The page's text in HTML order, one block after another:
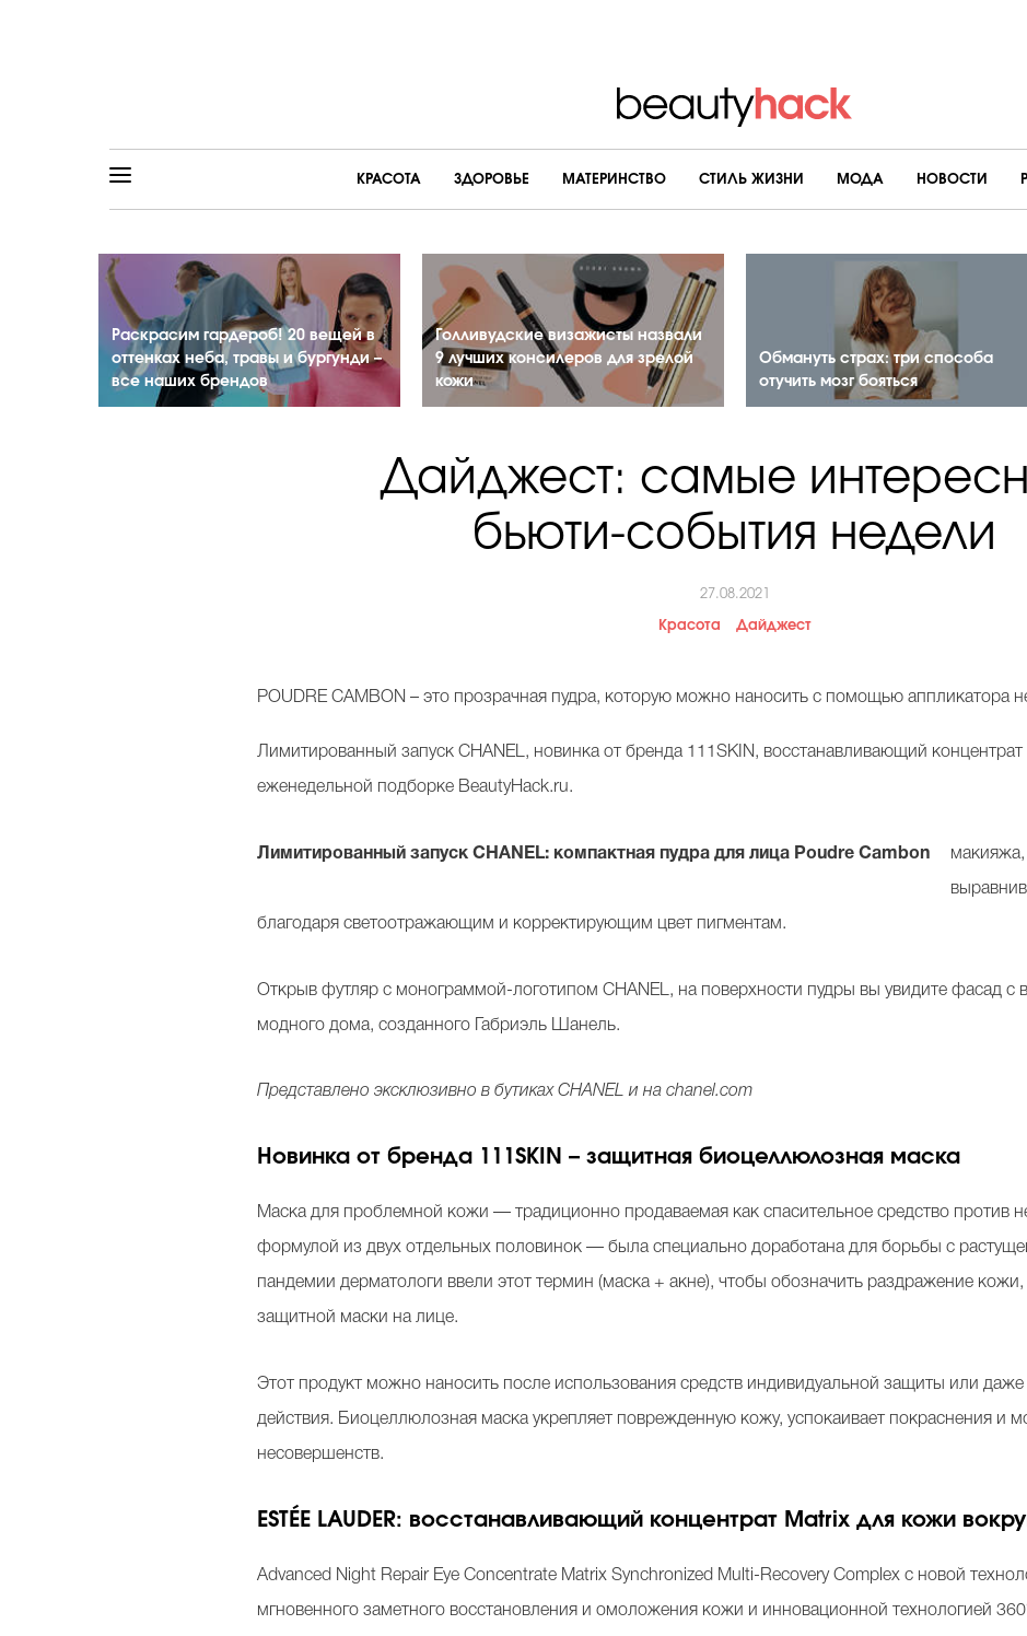
КРАСОТА ЗДОРОВЬЕ МАТЕРИНСТВО CТИЛЬ ЖИЗНИ МОДА НОВОСТИ
Раскрасим гардероб! 20 вещей в
оттенках неба, травы и бургунди –
все наших брендов
Голливудские визажисты назвали
9 лучших консилеров для зрелой
кожи
Обмануть страх: три способа
отучить мозг бояться
Дайджест: самые
бьюти-события недели
27.08.2021
Красота Дайджест
Лимитированный запуск CHANEL, новинка от бренда 111SKIN, восстанавливающий концентрат
еженедельной подборке BeautyHack.ru.
Лимитированный запуск CHANEL: компактная пудра для лица Poudre Cambon
POUDRE CAMBON – это прозрачная пудра, которую можно наносить с помощью аппликатора
макияжа,
благодаря светоотражающим и корректирующим цвет пигментам.
Открыв футляр с монограммой-логотипом CHANEL, на поверхности пудры вы увидите фасад с
модного дома, созданного Габриэль Шанель.
Представлено эксклюзивно в бутиках CHANEL и на chanel.com
Новинка от бренда 111SKIN – защитная биоцеллюлозная маска
Маска для проблемной кожи — традиционно продаваемая как спасительное средство против
формулой из двух отдельных половинок — была специально доработана для борьбы с
пандемии дерматологи ввели этот термин (маска + акне), чтобы обозначить раздражение
защитной маски на лице.
Этот продукт можно наносить после использования средств индивидуальной защиты или
действия. Биоцеллюлозная маска укрепляет поврежденную кожу, успокаивает покраснения и
несовершенств.
ESTÉE LAUDER: восстанавливающий концентрат Matrix для кожи
Advanced Night Repair Eye Concentrate Matrix Synchronized Multi-Recovery Complex с новой
мгновенного заметного восстановления и омоложения кожи и инновационной технологией